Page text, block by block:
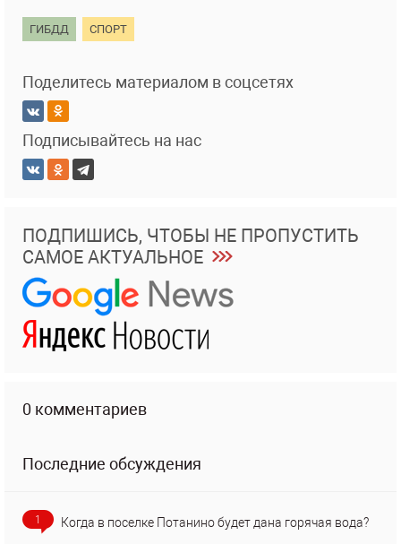
ГИБДД СПОРТ
Поделитесь материалом в соцсетях
Подписывайтесь на нас
ПОДПИШИСЬ, ЧТОБЫ НЕ ПРОПУСТИТЬ
САМОЕ АКТУАЛЬНОЕ
0 комментариев
Последние обсуждения
1 Когда в поселке Потанино будет дана горячая вода?